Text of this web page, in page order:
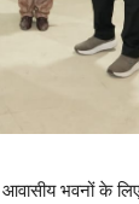
भवनों के लिए